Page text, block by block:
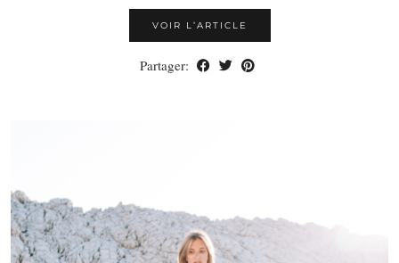
VOIR L’ARTICLE
Partager: